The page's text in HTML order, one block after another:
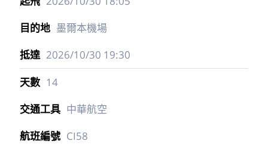
墨爾本機場
2026/10/30 19:30
14
中華航空
CI58